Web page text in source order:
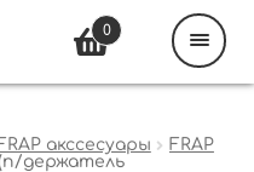
акссесуары
FRAP
(п/держатель
0